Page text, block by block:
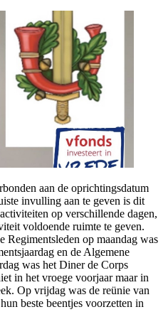
aan de oprichtingsdatum
invulling aan te geven is dit
op verschillende dagen,
voldoende ruimte te geven.
Regimentsleden op maandag was
en de Algemene
was het Diner de Corps
in het vroege voorjaar maar in
Op vrijdag was de reünie van
beste beentjes voorzetten in